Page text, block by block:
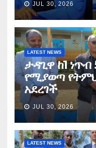
JUL 30, 2026
LATEST NEWS
ታዳጊዋ ከ1
የሚያወጣ
አደረገች
JUL 30, 2026
LATEST NEWS